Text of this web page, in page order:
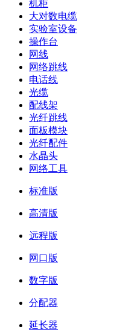
机柜
大对数电缆
实验室设备
操作台
网线
网络跳线
电话线
光缆
配线架
光纤跳线
面板模块
光纤配件
水晶头
网络工具
标准版
高清版
远程版
网口版
数字版
分配器
延长器